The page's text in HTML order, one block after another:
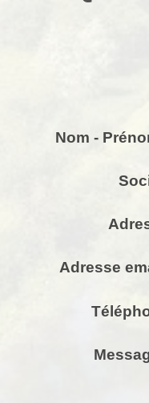
Nom -
Adresse